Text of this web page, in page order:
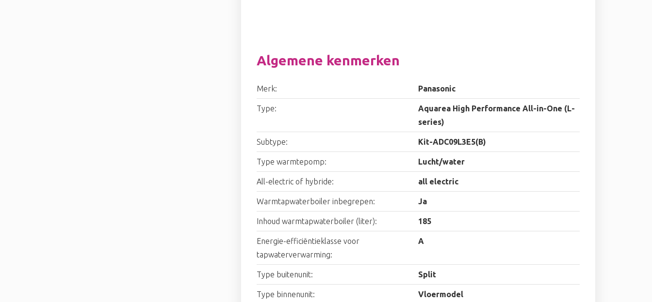
Algemene kenmerken
Merk: Panasonic
Type:
Aquarea High Performance All-in-One (L-
series)
Subtype: Kit-ADC09L3E5(B)
Type warmtepomp: Lucht/water
All-electric of hybride: all electric
Warmtapwaterboiler inbegrepen: Ja
Inhoud warmtapwaterboiler (liter): 185
Energie-efficiëntieklasse voor
tapwaterverwarming:
A
Type buitenunit: Split
Type binnenunit: Vloermodel